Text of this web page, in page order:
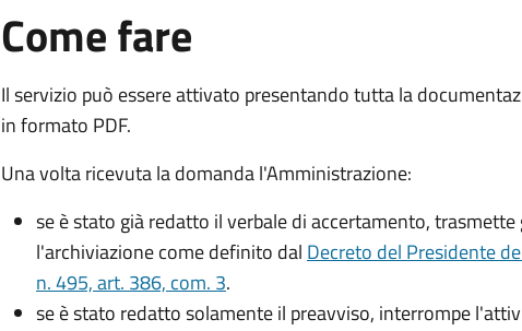
Come fare
Il servizio può essere attivato presentando tutta la
in formato PDF.
Una volta ricevuta la domanda l'Amministrazione:
se è stato già redatto il verbale di accertamento,
l'archiviazione come definito dal Decreto del Presidente
n. 495, art. 386, com. 3.
se è stato redatto solamente il preavviso, interrompe